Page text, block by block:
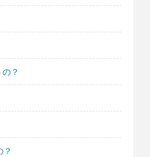
？